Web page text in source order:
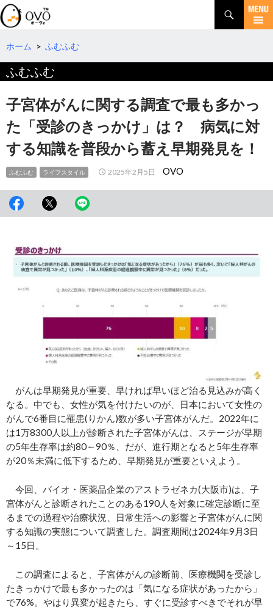
検
索
コ
テ
へ
ホーム > ふむふむ
ふむふむ
子宮体がんに関する調査で最も多かっ
た「受診のきっかけ」は？ 病気に対
する知識を普段から蓄え早期発見を！
ふむふむ ライフスタイル 2025年2月5日 OVO
がんは早期発見が重要、早ければ早いほど治る見込みが高く
なる。中でも、女性が気を付けたいのが、日本において女性の
がんで6番目に罹患(りかん)数が多い子宮体がんだ。2022年に
は1万8300人以上が診断された子宮体がんは、ステージが早期
の5年生存率は約80～90％、だが、進行期となると5年生存率
が20％未満に低下するため、早期発見が重要といえよう。
今回、バイオ・医薬品企業のアストラゼネカ(大阪市)は、子
宮体がんと診断されたことのある190人を対象に確定診断に至
るまでの過程や治療状況、日常生活への影響と子宮体がんに関
する知識の実態について調査した。調査期間は2024年9月3日
～15日。
この調査によると、子宮体がんの診断前、医療機関を受診し
たきっかけで最も多かったのは「気になる症状があったから」
で76%。やはり異変が起きたら、すぐに受診すべきでそれが早